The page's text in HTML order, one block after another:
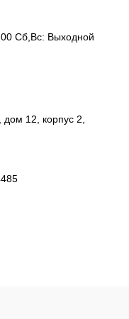
Сб,Вс: Выходной
12, корпус 2,